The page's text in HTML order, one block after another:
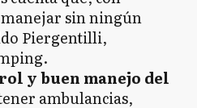
sin ningún
Piergentilli,
y buen manejo del
ambulancias,